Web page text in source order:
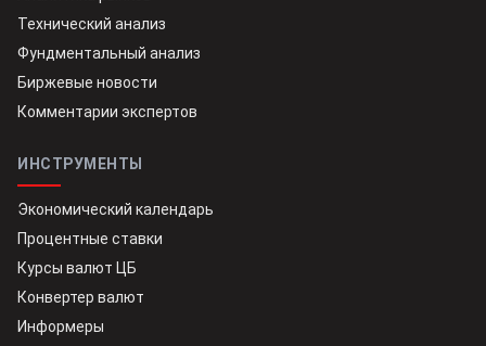
Технический анализ
Фундментальный анализ
Биржевые новости
Комментарии экспертов
ИНСТРУМЕНТЫ
Экономический календарь
Процентные ставки
Курсы валют ЦБ
Конвертер валют
Информеры